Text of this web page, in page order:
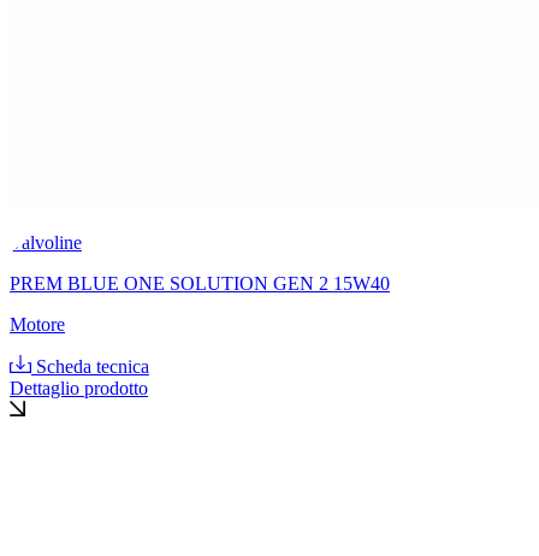
Valvoline
PREM BLUE ONE SOLUTION GEN 2 15W40
Motore
Scheda tecnica
Dettaglio prodotto